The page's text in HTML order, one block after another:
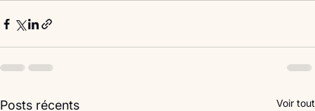
Posts récents Voir tout